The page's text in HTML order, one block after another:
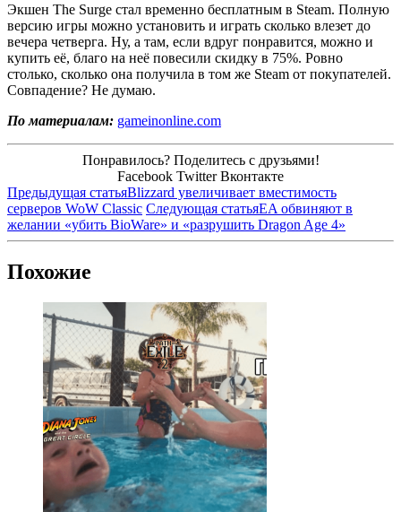
Экшен The Surge стал временно бесплатным в Steam. Полную
версию игры можно установить и играть сколько влезет до
вечера четверга. Ну, а там, если вдруг понравится, можно и
купить её, благо на неё повесили скидку в 75%. Ровно
столько, сколько она получила в том же Steam от покупателей.
Совпадение? Не думаю.
По материалам: gameinonline.com
Понравилось? Поделитесь с друзьями!
Facebook Twitter Вконтакте
Предыдущая статьяBlizzard увеличивает вместимость
серверов WoW Classic Следующая статьяEA обвиняют в
желании «убить BioWare» и «разрушить Dragon Age 4»
Похожие